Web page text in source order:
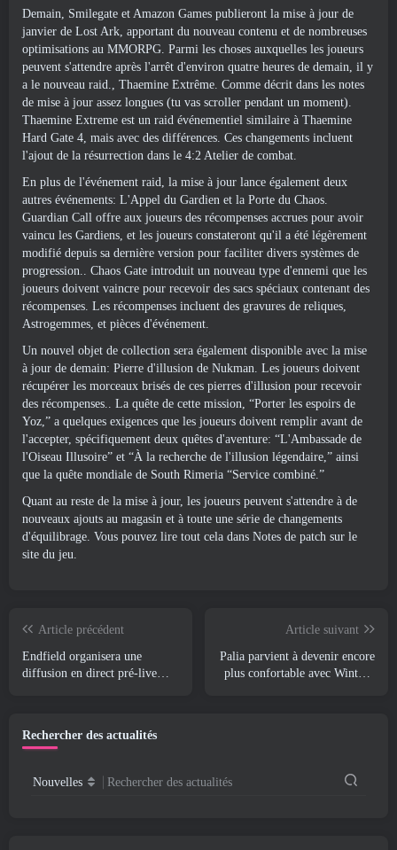
Demain, Smilegate et Amazon Games publieront la mise à jour de
janvier de Lost Ark, apportant du nouveau contenu et de nombreuses
optimisations au MMORPG. Parmi les choses auxquelles les joueurs
peuvent s'attendre après l'arrêt d'environ quatre heures de demain, il y
a le nouveau raid., Thaemine Extrême. Comme décrit dans les notes
de mise à jour assez longues (tu vas scroller pendant un moment).
Thaemine Extreme est un raid événementiel similaire à Thaemine
Hard Gate 4, mais avec des différences. Ces changements incluent
l'ajout de la résurrection dans le 4:2 Atelier de combat.
En plus de l'événement raid, la mise à jour lance également deux
autres événements: L'Appel du Gardien et la Porte du Chaos.
Guardian Call offre aux joueurs des récompenses accrues pour avoir
vaincu les Gardiens, et les joueurs constateront qu'il a été légèrement
modifié depuis sa dernière version pour faciliter divers systèmes de
progression.. Chaos Gate introduit un nouveau type d'ennemi que les
joueurs doivent vaincre pour recevoir des sacs spéciaux contenant des
récompenses. Les récompenses incluent des gravures de reliques,
Astrogemmes, et pièces d'événement.
Un nouvel objet de collection sera également disponible avec la mise
à jour de demain: Pierre d'illusion de Nukman. Les joueurs doivent
récupérer les morceaux brisés de ces pierres d'illusion pour recevoir
des récompenses.. La quête de cette mission, “Porter les espoirs de
Yoz,” a quelques exigences que les joueurs doivent remplir avant de
l'accepter, spécifiquement deux quêtes d'aventure: “L'Ambassade de
l'Oiseau Illusoire” et “À la recherche de l'illusion légendaire,” ainsi
que la quête mondiale de South Rimeria “Service combiné.”
Quant au reste de la mise à jour, les joueurs peuvent s'attendre à de
nouveaux ajouts au magasin et à toute une série de changements
d'équilibrage. Vous pouvez lire tout cela dans Notes de patch sur le
site du jeu.
Article précédent
Endfield organisera une
diffusion en direct pré-live
Article suivant
Palia parvient à devenir encore
plus confortable avec Winter's
Rechercher des actualités
Nouvelles Rechercher des actualités